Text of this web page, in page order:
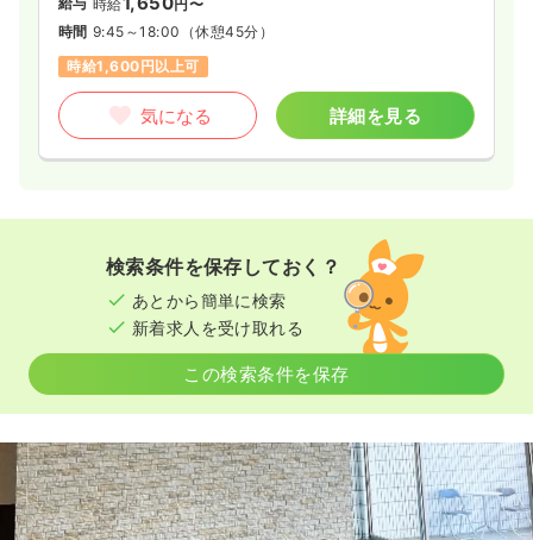
時給
円〜
時間 9:45～18:00 （休憩45分）
時給1,600円以上可
気になる 詳細を見る
検索条件を保存しておく？
あとから簡単に検索
新着求人を受け取れる
この検索条件を保存